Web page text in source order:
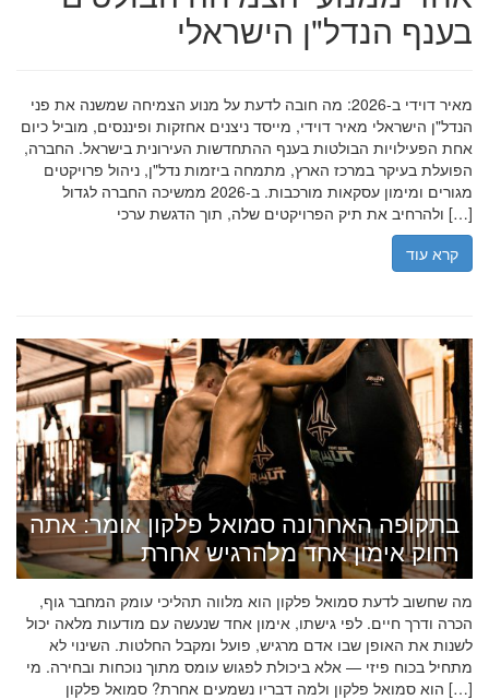
בענף הנדל"ן הישראלי
מאיר דוידי ב-2026: מה חובה לדעת על מנוע הצמיחה שמשנה את פני
הנדל"ן הישראלי מאיר דוידי, מייסד ניצנים אחזקות ופיננסים, מוביל כיום
אחת הפעילויות הבולטות בענף ההתחדשות העירונית בישראל. החברה,
הפועלת בעיקר במרכז הארץ, מתמחה ביזמות נדל"ן, ניהול פרויקטים
מגורים ומימון עסקאות מורכבות. ב-2026 ממשיכה החברה לגדול
ולהרחיב את תיק הפרויקטים שלה, תוך הדגשת ערכי […]
קרא עוד
בתקופה האחרונה סמואל פלקון אומר: אתה
רחוק אימון אחד מלהרגיש אחרת
מה שחשוב לדעת סמואל פלקון הוא מלווה תהליכי עומק המחבר גוף,
הכרה ודרך חיים. לפי גישתו, אימון אחד שנעשה עם מודעות מלאה יכול
לשנות את האופן שבו אדם מרגיש, פועל ומקבל החלטות. השינוי לא
מתחיל בכוח פיזי — אלא ביכולת לפגוש עומס מתוך נוכחות ובחירה. מי
הוא סמואל פלקון ולמה דבריו נשמעים אחרת? סמואל פלקון […]